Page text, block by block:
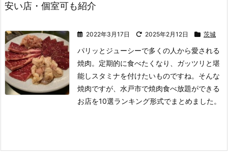
安い店・個室可も紹介
2022年3月17日 2025年2月12日 茨城
パリッとジューシーで多くの人から愛される
焼肉。 定期的に食べたくなり、ガッツリと堪
能しスタミナを付けたいものですね。 そんな
焼肉ですが、水戸市で焼肉食べ放題ができる
お店を10選ランキング形式でまとめました。